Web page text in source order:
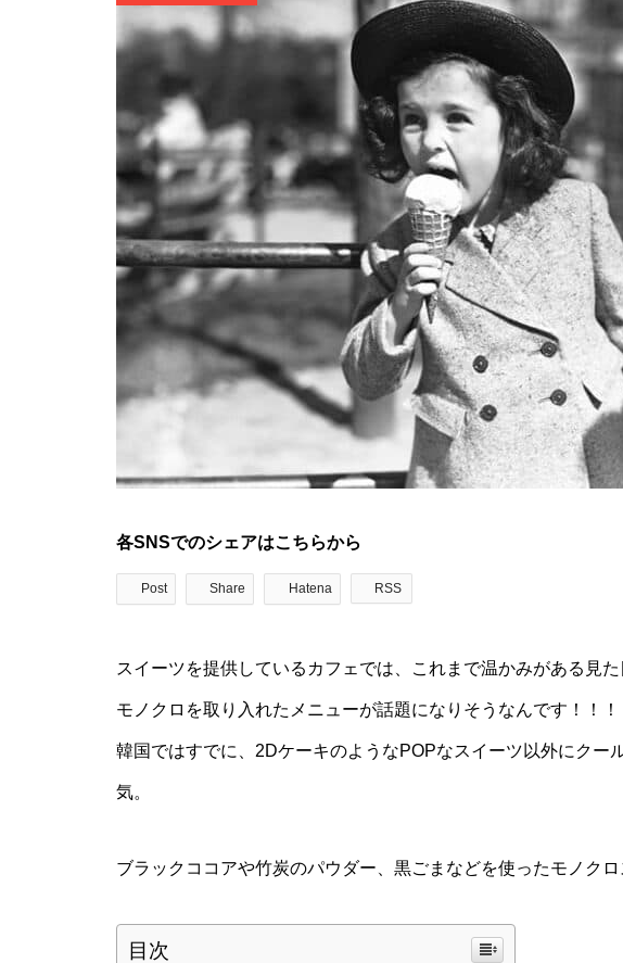
各SNSでのシェアはこちらから
Post Share Hatena RSS
スイーツを提供しているカフェでは、これまで温かみがある見
モノクロを取り入れたメニューが話題になりそうなんです！！！
韓国ではすでに、2DケーキのようなPOPなスイーツ以外にクー
気。
ブラックココアや竹炭のパウダー、黒ごまなどを使ったモノク
目次